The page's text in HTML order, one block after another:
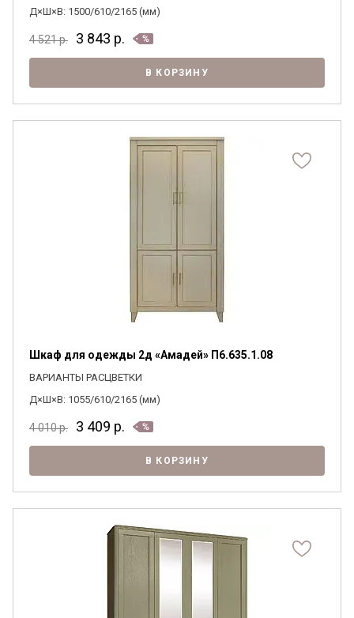
Д×Ш×В: 1500/610/2165 (мм)
4 521р. 3 843 р.
В КОРЗИНУ
Шкаф для одежды 2д «Амадей» П6.635.1.08
ВАРИАНТЫ РАСЦВЕТКИ
Д×Ш×В: 1055/610/2165 (мм)
4 010р. 3 409 р.
В КОРЗИНУ